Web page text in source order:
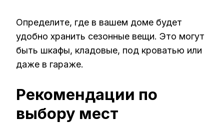
Определите, где в вашем доме будет
удобно хранить сезонные вещи. Это могут
быть шкафы, кладовые, под кроватью или
даже в гараже.
Рекомендации по
выбору мест